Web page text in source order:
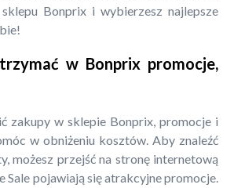
Bonprix i wybierzesz najlepsze
w Bonprix promocje,
zakupy w sklepie Bonprix, promocje i
w obniżeniu kosztów. Aby znaleźć
możesz przejść na stronę internetową
Sale pojawiają się atrakcyjne promocje.